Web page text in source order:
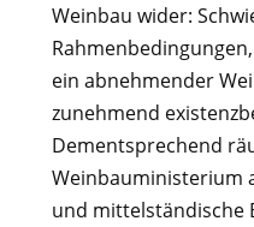
Weinbau wider:
ein abnehmender
zunehmend
Dementsprechend
Weinbauministerium
und mittelständische